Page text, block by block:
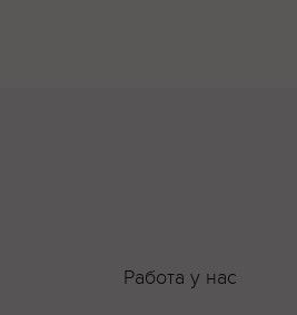
Работа у нас